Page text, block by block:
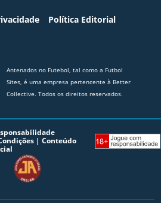
Política Editorial
Antenados no Futebol, tal como a Futbol
Sites, é uma empresa pertencente à Better
Collective. Todos os direitos reservados.
| Conteúdo